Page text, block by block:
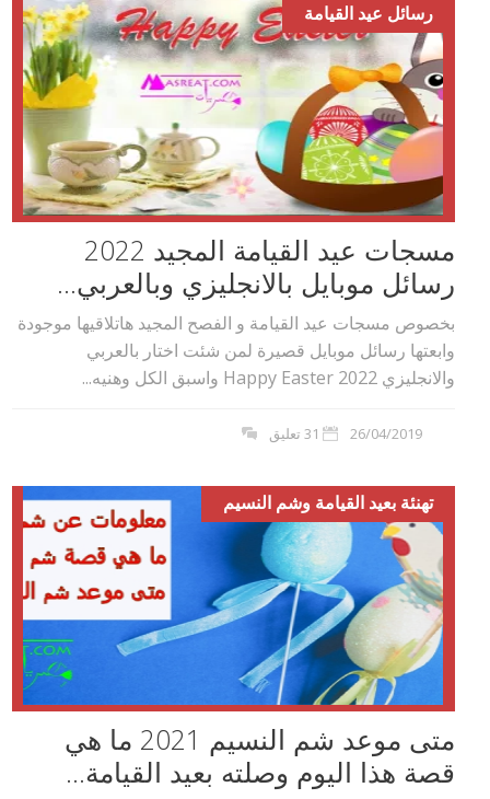
رسائل عيد القيامة
مسجات عيد القيامة المجيد 2022
رسائل موبايل بالانجليزي وبالعربي...
بخصوص مسجات عيد القيامة و الفصح المجيد هاتلاقيها موجودة
وابعتها رسائل موبايل قصيرة لمن شئت اختار بالعربي
والانجليزي 2022 Happy Easter واسبق الكل وهنيه...
26/04/2019 31 تعليق
تهنئة بعيد القيامة وشم النسيم
متى موعد شم النسيم 2021 ما هي
قصة هذا اليوم وصلته بعيد القيامة...